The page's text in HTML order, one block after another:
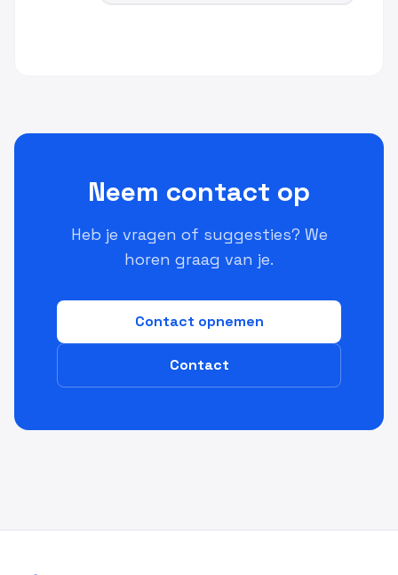
Neem contact op
Heb je vragen of suggesties? We
horen graag van je.
Contact opnemen
Contact